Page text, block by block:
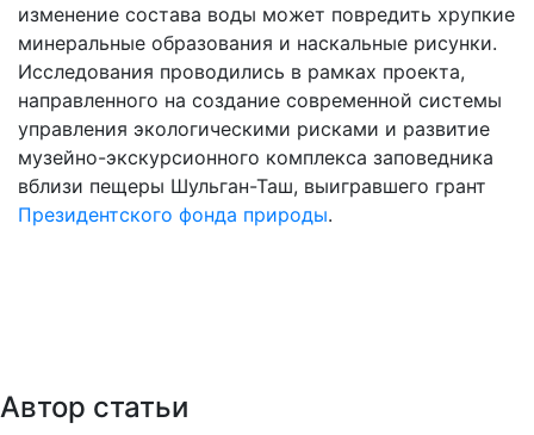
изменение состава воды может повредить хрупкие
минеральные образования и наскальные рисунки.
Исследования проводились в рамках проекта,
направленного на создание современной системы
управления экологическими рисками и развитие
музейно-экскурсионного комплекса заповедника
вблизи пещеры Шульган-Таш, выигравшего грант
Президентского фонда природы.
Автор статьи